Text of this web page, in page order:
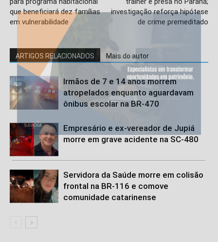
que beneficiará dez famílias
em vulnerabilidade
investigação reforça hipótese
de crime premeditado
ARTIGOS RELACIONADOS Mais do autor
Irmãos de 7 e 14 anos morrem
atropelados enquanto aguardavam
ônibus escolar na BR-470
Empresário e ex-vereador de Jupiá
morre em grave acidente na SC-480
Servidora da Saúde morre em colisão
frontal na BR-116 e comove
comunidade catarinense